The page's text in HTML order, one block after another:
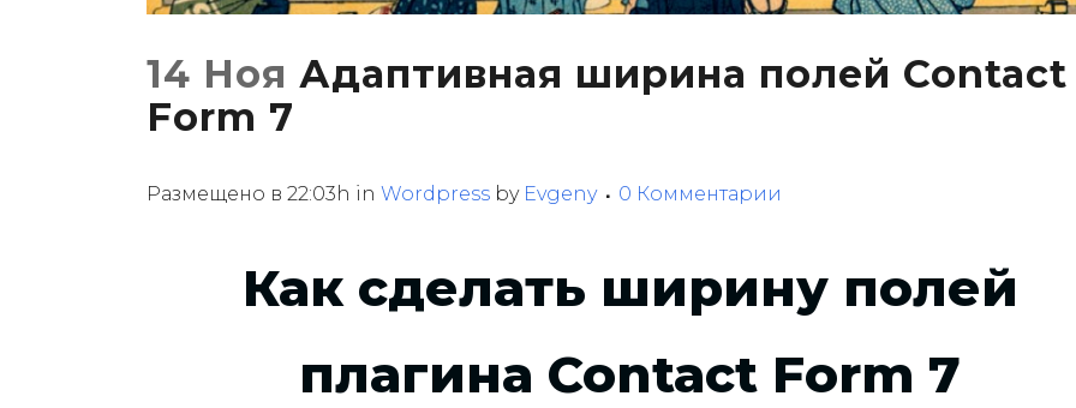
14 Ноя Адаптивная ширина полей Contact
Form 7
Размещено в 22:03h in Wordpress by Evgeny 0 Комментарии
Как сделать ширину полей
плагина Contact Form 7